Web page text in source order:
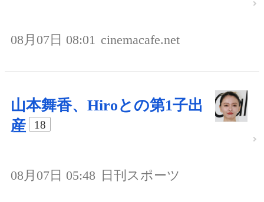
08月07日 08:01 cinemacafe.net
山本舞香、Hiroとの第1子出
産
18
08月07日 05:48 日刊スポーツ